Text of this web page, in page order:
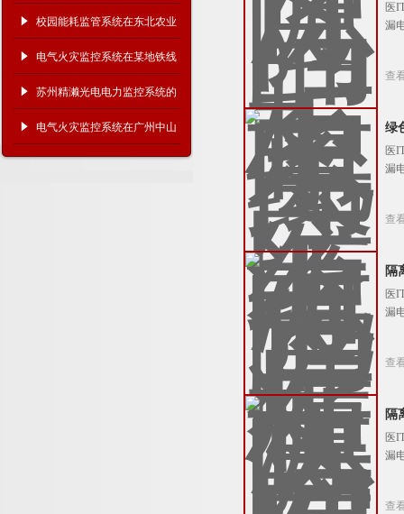
统在宜兴九如城项目的应用
校园能耗监管系统在东北农业
大学中的应用
电气火灾监控系统在某地铁线
路上设计与应用
苏州精濑光电电力监控系统的
设计与应用
电气火灾监控系统在广州中山
大学附属第六医院的应用
医
漏
查
绿
医
漏
查
隔
医
漏
查
隔
医
漏
查